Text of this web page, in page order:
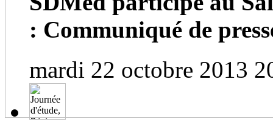
: Communiqué de
mardi 22 octobre 2013